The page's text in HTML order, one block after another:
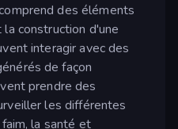
des éléments
construction d'une
interagir avec des
de façon
prendre des
les différentes
la santé et